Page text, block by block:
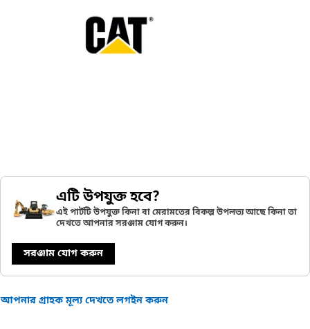
এটি উপযুক্ত হবে?
এই পার্টটি উপযুক্ত কিনা বা মেরামতের বিকল্প উপলভ্য আছে কিনা তা
দেখতে আপনার সরঞ্জাম যোগ করুন।
সরঞ্জাম যোগ করুন
আপনার গ্রাহক মূল্য দেখতে লগইন করুন